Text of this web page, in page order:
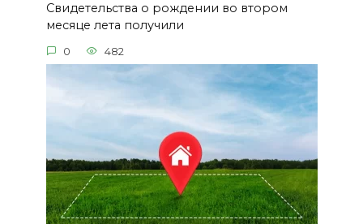
Свидетельства о рождении во втором
месяце лета получили
0 482